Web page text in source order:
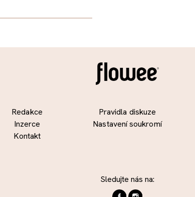
Redakce
Inzerce
Kontakt
Pravidla diskuze
Nastavení soukromí
Sledujte nás na: